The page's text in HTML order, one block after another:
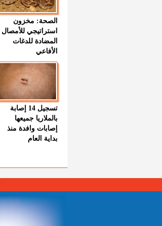
الصحة: مخزون
استراتيجي للأمصال
المضادة للدغات
الأفاعي
تسجيل 14 إصابة
بالملاريا جميعها
إصابات وافدة منذ
بداية العام